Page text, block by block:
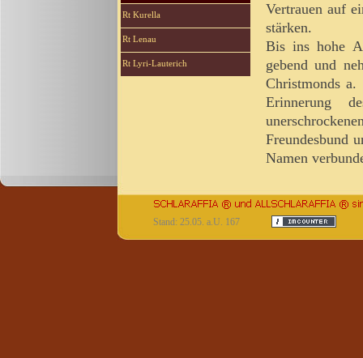
Rt Kurella
Rt Lenau
Rt Lyri-Lauterich
Vertrauen auf
stärken.
Bis ins hohe
gebend und
Christmonds
Erinnerung
Freundesbund
Namen
Stand: 25.05. a.U. 167